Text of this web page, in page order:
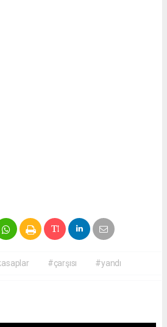
#çarşısı #yandı